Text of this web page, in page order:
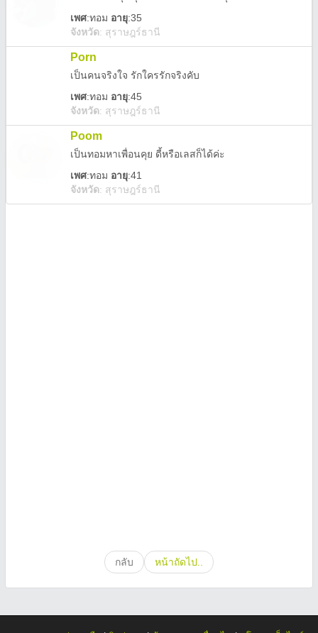
เพศ:ทอม อายุ:35
จังหวัด: สุราษฎร์ธานี
Porn
เป็นคนจริงใจ รักใครรักจริงคับ
เพศ:ทอม อายุ:45
จังหวัด: สุราษฎร์ธานี
Poom
เป็นทอมหาเพื่อนคุย ดี้หรือเลสก็ได้ค่ะ
เพศ:ทอม อายุ:41
จังหวัด: สุราษฎร์ธานี
กลับ หน้าถัดไป..